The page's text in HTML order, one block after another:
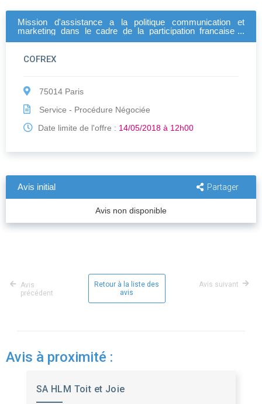
Mission d'assistance a la politique communication et
marketing dans le cadre de la participation francaise a
COFREX
75014 Paris
Service - Procédure Négociée
Date limite de l'offre : 14/05/2018 à 12h00
Avis initial Partager
Avis non disponible
Avis
précédent
Retour à la liste des
avis
Avis suivant
Avis à proximité :
SA HLM Toit et Joie